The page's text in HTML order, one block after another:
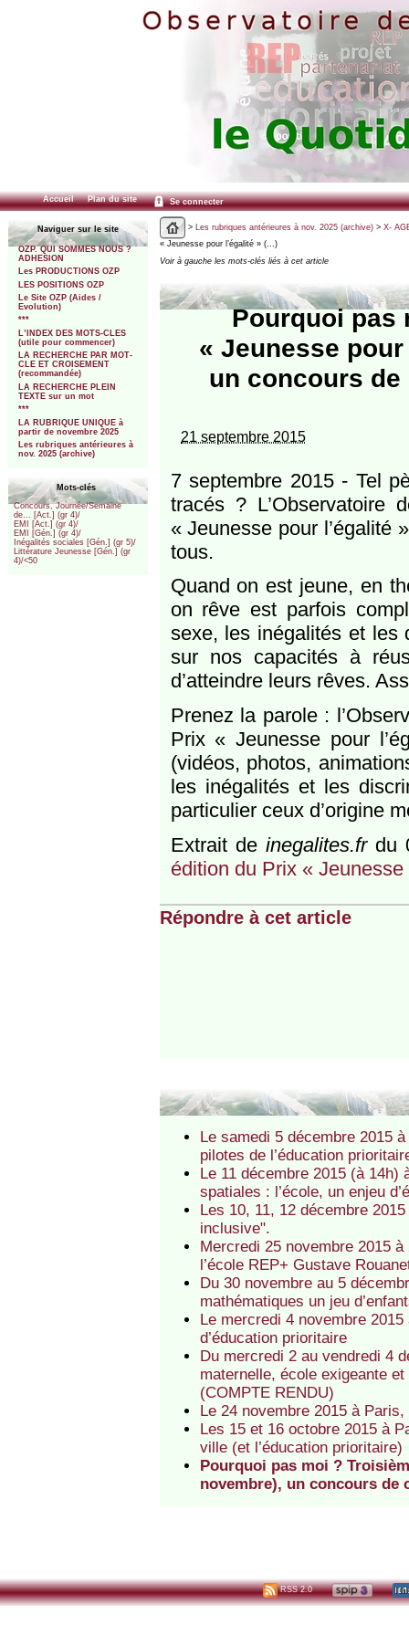
Accueil Plan du site Se connecter
Naviguer sur le site
OZP. QUI SOMMES NOUS ?
ADHESION
Les PRODUCTIONS OZP
LES POSITIONS OZP
Le Site OZP (Aides /
Evolution)
***
L’INDEX DES MOTS-CLES
(utile pour commencer)
LA RECHERCHE PAR MOT-
CLE ET CROISEMENT
(recommandée)
LA RECHERCHE PLEIN
TEXTE sur un mot
***
LA RUBRIQUE UNIQUE à
partir de novembre 2025
Les rubriques antérieures à
nov. 2025 (archive)
Mots-clés
Concours, Journée/Semaine
de... [Act.] (gr 4)/
EMI [Act.] (gr 4)/
EMI [Gén.] (gr 4)/
Inégalités sociales [Gén.] (gr 5)/
Littérature Jeunesse [Gén.] (gr
4)/<50
> Les rubriques antérieures à nov. 2025 (archive)> X-
« Jeunesse pour l’égalité » (…)
Voir à gauche les mots-clés liés à cet article
Pourquoi pas
« Jeunesse pour
un concours
21 septembre 2015
7 septembre 2015 - Tel
tracés ? L’Observatoire
« Jeunesse pour l’égalité
tous.
Quand on est jeune, en
on rêve est parfois
sexe, les inégalités et les
sur nos capacités à
d’atteindre leurs rêves.
Prenez la parole :
Prix « Jeunesse pour
(vidéos, photos,
les inégalités et les
particulier ceux d’origine
Extrait de inegalites.frdu
édition du Prix «
Répondre à cet article
Le samedi 5 décembre 2015
pilotes de l’éducation
Le 11 décembre 2015 (à
spatiales : l’école, un enjeu
Les 10, 11, 12 décembre
inclusive".
Mercredi 25 novembre 2015
l’école REP+ Gustave
Du 30 novembre au 5
mathématiques un jeu
Le mercredi 4 novembre
d’éducation prioritaire
Du mercredi 2 au vendredi 4
maternelle, école exigeante
(COMPTE RENDU)
Le 24 novembre 2015 à
Les 15 et 16 octobre 2015 à
ville (et l’éducation prioritaire)
Pourquoi pas moi ?
novembre), un concours
RSS 2.0